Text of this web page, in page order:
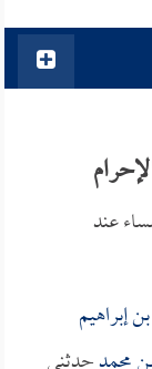
عند
إبراهيم